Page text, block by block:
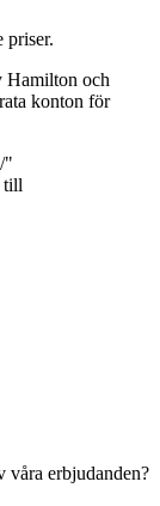
priser.
Hamilton och
konton för
"
till
våra erbjudanden?